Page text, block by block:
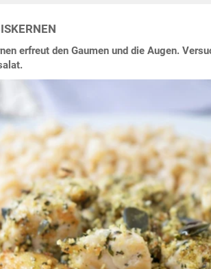
erfreut den Gaumen und die Augen.